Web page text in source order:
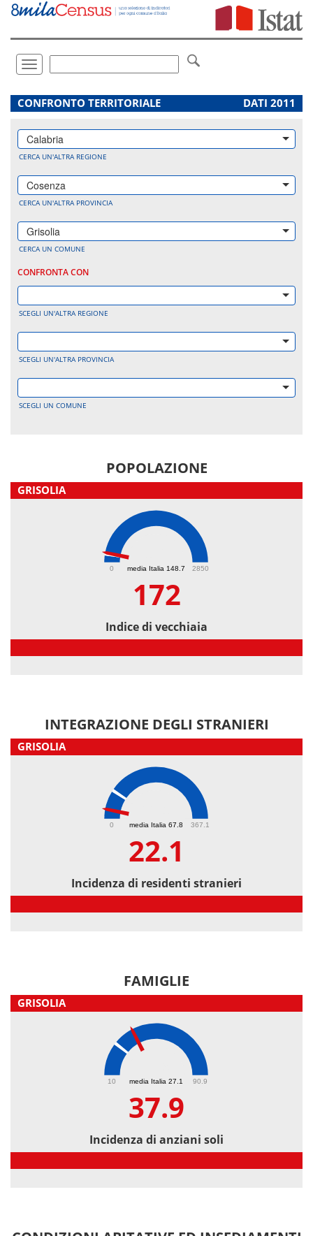
Vai
direttamente
Toggle
navigation
.
CONFRONTO TERRITORIALE DATI 2011
Calabria
CERCA UN'ALTRA REGIONE
Cosenza
CERCA UN'ALTRA PROVINCIA
Grisolia
CERCA UN COMUNE
CONFRONTA CON
SCEGLI UN'ALTRA REGIONE
SCEGLI UN'ALTRA PROVINCIA
SCEGLI UN COMUNE
POPOLAZIONE
GRISOLIA
media Italia 148.7
0 2850
172
Indice di vecchiaia
INTEGRAZIONE DEGLI STRANIERI
GRISOLIA
media Italia 67.8
0 367.1
22.1
Incidenza di residenti stranieri
FAMIGLIE
GRISOLIA
media Italia 27.1
10 90.9
37.9
Incidenza di anziani soli